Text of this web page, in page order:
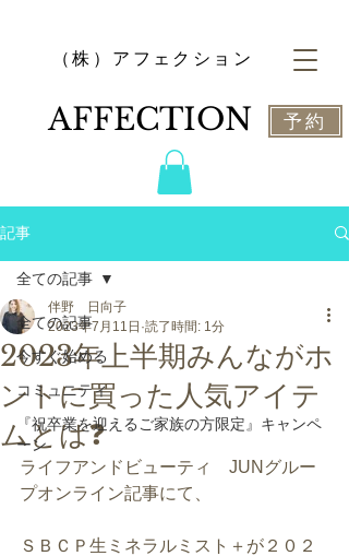
​（株）アフェクション
​AFFECTION 予約
記事
全ての記事
今すぐ始める
コミュニティ
『祝卒業を迎えるご家族の方限定』キャンペ
ーン
全ての記事
2023年上半期みんながホ
ントに買った人気アイテ
ムとは❓
伴野 日向子
2023年7月11日 読了時間: 1分
ライフアンドビューティ　JUNグルー
プオンライン記事にて、
ＳＢＣＰ生ミネラルミスト＋が２０２